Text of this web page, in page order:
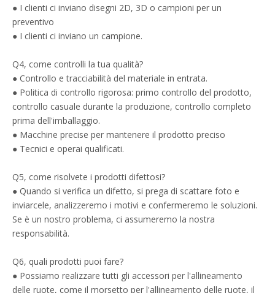
● I clienti ci inviano disegni 2D, 3D o campioni per un
preventivo
● I clienti ci inviano un campione.
Q4, come controlli la tua qualità?
● Controllo e tracciabilità del materiale in entrata.
● Politica di controllo rigorosa: primo controllo del prodotto,
controllo casuale durante la produzione, controllo completo
prima dell'imballaggio.
● Macchine precise per mantenere il prodotto preciso
● Tecnici e operai qualificati.
Q5, come risolvete i prodotti difettosi?
● Quando si verifica un difetto, si prega di scattare foto e
inviarcele, analizzeremo i motivi e confermeremo le soluzioni.
Se è un nostro problema, ci assumeremo la nostra
responsabilità.
Q6, quali prodotti puoi fare?
● Possiamo realizzare tutti gli accessori per l'allineamento
delle ruote, come il morsetto per l'allineamento delle ruote, il